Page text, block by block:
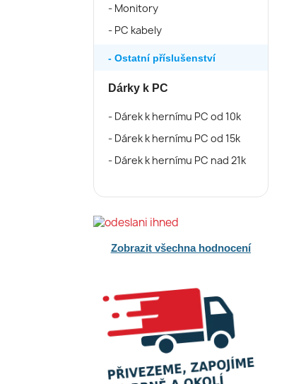
Monitory
PC kabely
Ostatní příslušenství
Dárky k PC
Dárek k hernímu PC od 10k
Dárek k hernímu PC od 15k
Dárek k hernímu PC nad 21k
Zobrazit všechna hodnocení